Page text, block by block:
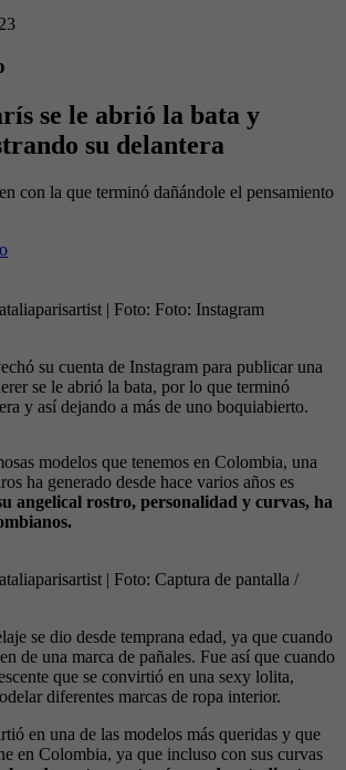
se le abrió la bata y
su delantera
con la que terminó dañándole el pensamiento
| Foto: Foto: Instagram
su cuenta de Instagram para publicar una
se le abrió la bata, por lo que terminó
y así dejando a más de uno boquiabierto.
modelos que tenemos en Colombia, una
ha generado desde hace varios años es
angelical rostro, personalidad y curvas, ha
| Foto: Captura de pantalla /
se dio desde temprana edad, ya que cuando
de una marca de pañales. Fue así que cuando
que se convirtió en una sexy lolita,
diferentes marcas de ropa interior.
en una de las modelos más queridas y que
en Colombia, ya que incluso con sus curvas